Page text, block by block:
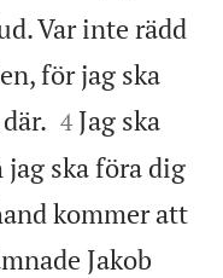
Var inte rädd
för jag ska


4 Jag ska
ska föra dig
kommer att
Jakob